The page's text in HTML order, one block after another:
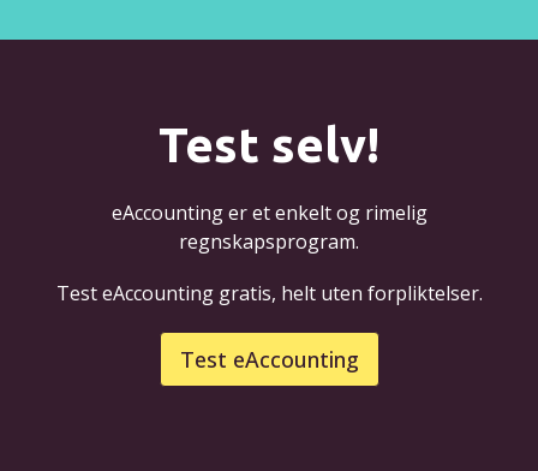
Test selv!
eAccounting er et enkelt og rimelig
regnskapsprogram.
Test eAccounting gratis, helt uten forpliktelser.
Test eAccounting